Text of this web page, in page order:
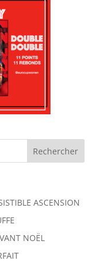
ASCENSION
NOËL